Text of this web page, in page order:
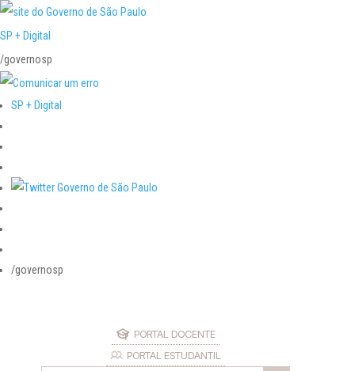
SP + Digital
/governosp
SP + Digital
/governosp
PORTAL DOCENTE
PORTAL ESTUDANTIL